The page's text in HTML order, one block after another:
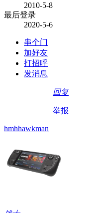
2010-5-8
最后登录
2020-5-6
串个门
加好友
打招呼
发消息
回复
举报
hmhhawkman